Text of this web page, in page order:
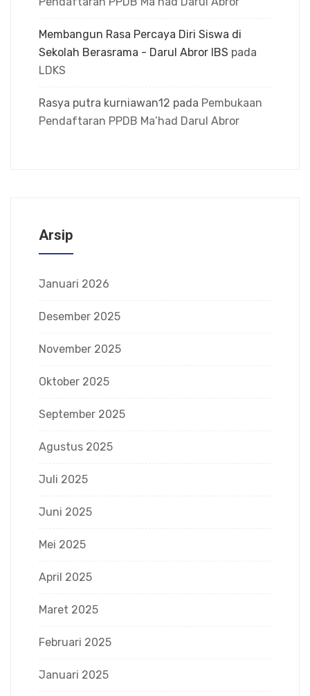
Membangun Rasa Percaya Diri Siswa di
Sekolah Berasrama - Darul Abror IBS pada
LDKS
Rasya putra kurniawan12 pada Pembukaan
Pendaftaran PPDB Ma’had Darul Abror
Arsip
Januari 2026
Desember 2025
November 2025
Oktober 2025
September 2025
Agustus 2025
Juli 2025
Juni 2025
Mei 2025
April 2025
Maret 2025
Februari 2025
Januari 2025